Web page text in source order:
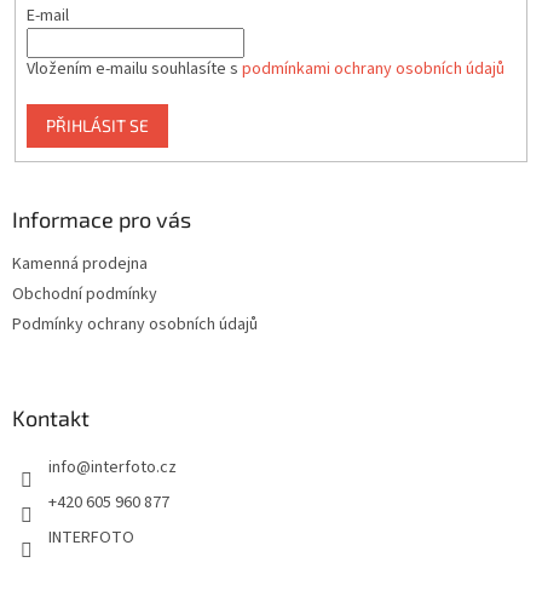
E-mail
Vložením e-mailu souhlasíte s podmínkami ochrany osobních údajů
PŘIHLÁSIT SE
Informace pro vás
Kamenná prodejna
Obchodní podmínky
Podmínky ochrany osobních údajů
Kontakt
info@interfoto.cz
+420 605 960 877
INTERFOTO